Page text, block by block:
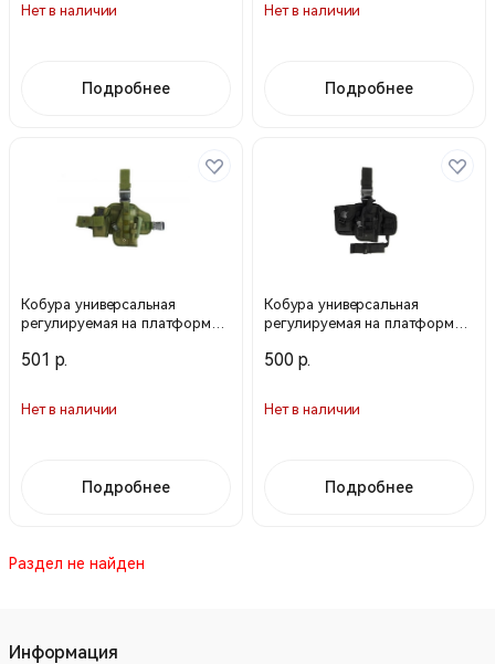
Нет в наличии
Подробнее
Нет в наличии
Подробнее
Кобура универсальная
регулируемая на платформе с
оливковая 290
501 р.
Нет в наличии
Подробнее
Кобура универсальная
регулируемая на платформе с
черная 290
500 р.
Нет в наличии
Подробнее
Раздел не найден
Информация